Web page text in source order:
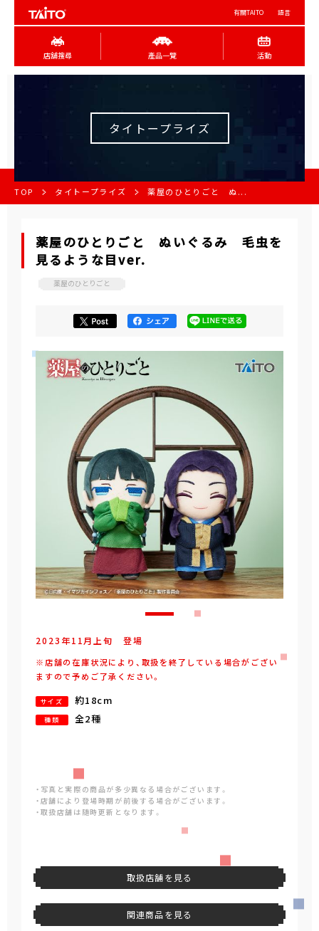
有關TAITO 語言
店舖搜尋 產品一覽 活動
タイトープライズ
TOP タイトープライズ 薬屋のひとりごと ぬ...
薬屋のひとりごと ぬいぐるみ 毛虫を
見るような目ver.
薬屋のひとりごと
2023年11月 上旬 登場
※店舗の在庫状況により、取扱を終了している場合がござい
ますので予めご了承ください。
サイズ 約18cm
種類 全2種
・写真と実際の商品が多少異なる場合がございます。
・店舗により登場時期が前後する場合がございます。
・取扱店舗は随時更新となります。
取扱店舗を見る
関連商品を見る